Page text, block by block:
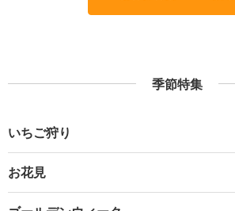
季節特集
いちご狩り
お花見